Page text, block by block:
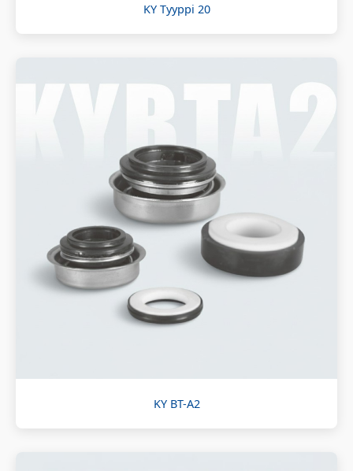
KY Tyyppi 20
KY BT-A2